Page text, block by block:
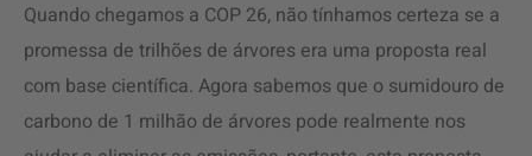
Quando chegamos a COP 26, não tínhamos certeza se a
promessa de trilhões de árvores era uma proposta real
com base científica. Agora sabemos que o sumidouro de
carbono de 1 milhão de árvores pode realmente nos